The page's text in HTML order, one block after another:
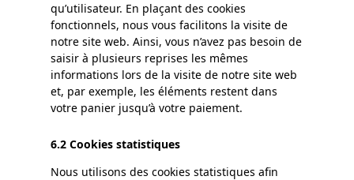
qu’utilisateur. En plaçant des cookies
fonctionnels, nous vous facilitons la visite de
notre site web. Ainsi, vous n’avez pas besoin de
saisir à plusieurs reprises les mêmes
informations lors de la visite de notre site web
et, par exemple, les éléments restent dans
votre panier jusqu’à votre paiement.
6.2 Cookies statistiques
Nous utilisons des cookies statistiques afin